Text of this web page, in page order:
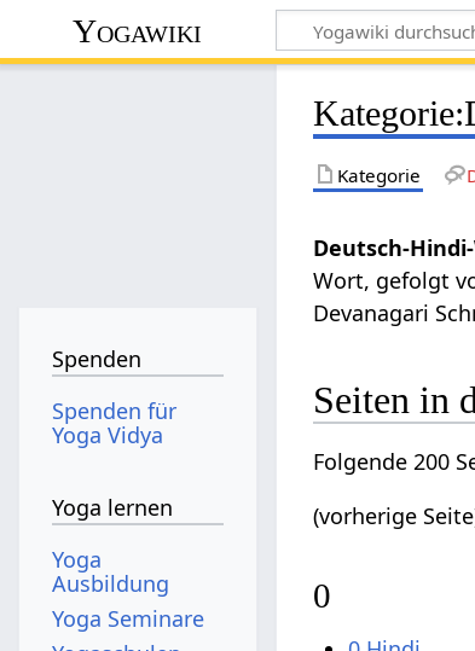
Yogawiki
Kategorie:
Kategorie
Deutsch-
Wort, gefolgt
Devanagari
Seiten in
Folgende 200
(vorherige
0
Spenden
Spenden für
Yoga Vidya
Yoga lernen
Yoga
Ausbildung
Yoga Seminare